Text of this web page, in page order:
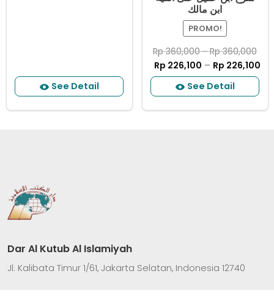
See Detail
ابن مالك
PROMO!
Rp360,000–Rp360,000
Rp 226,100 – Rp 226,100
See Detail
Dar Al Kutub Al Islamiyah
Jl. Kalibata Timur 1/61, Jakarta Selatan, Indonesia 12740